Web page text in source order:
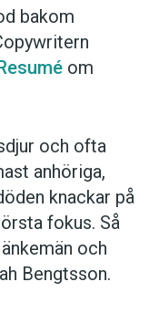
bakom
om
och ofta
anhöriga,
knackar på
fokus. Så
och
Bengtsson.